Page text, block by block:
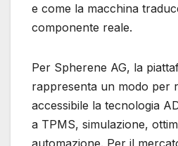
e come la macchina
componente reale.
Per Spherene AG, la
rappresenta un modo per
accessibile la tecnologia
a TPMS, simulazione,
automazione. Per il